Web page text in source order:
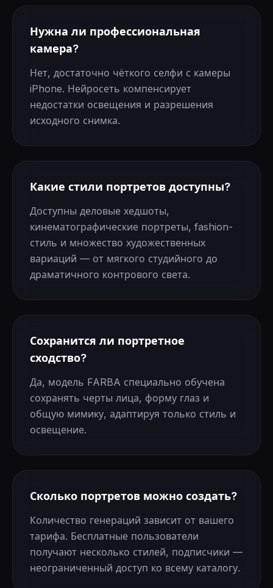
Нужна ли профессиональная
камера?
Нет, достаточно чёткого селфи с камеры
iPhone. Нейросеть компенсирует
недостатки освещения и разрешения
исходного снимка.
Какие стили портретов доступны?
Доступны деловые хедшоты,
кинематографические портреты, fashion-
стиль и множество художественных
вариаций — от мягкого студийного до
драматичного контрового света.
Сохранится ли портретное
сходство?
Да, модель FARBA специально обучена
сохранять черты лица, форму глаз и
общую мимику, адаптируя только стиль и
освещение.
Сколько портретов можно создать?
Количество генераций зависит от вашего
тарифа. Бесплатные пользователи
получают несколько стилей, подписчики —
неограниченный доступ ко всему каталогу.